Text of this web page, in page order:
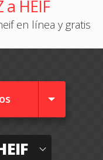
HEIF
en línea y gratis